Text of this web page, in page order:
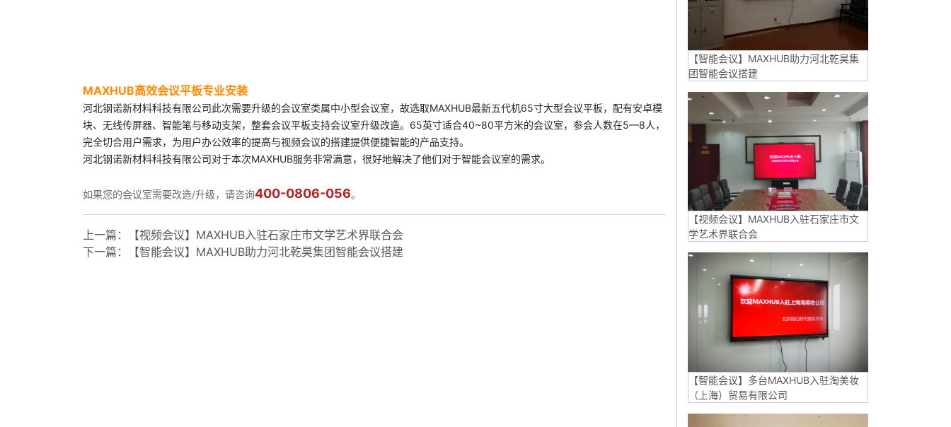
MAXHUB高效会议平板专业安装
河北钢诺新材料科技有限公司此次需要升级的会议室类属中小型会议室，故选取MAXHUB最新五代机65寸大型会议平板，配有安卓模
块、无线传屏器、智能笔与移动支架，整套会议平板支持会议室升级改造。65英寸适合40~80平方米的会议室，参会人数在5—8人，
完全切合用户需求，为用户办公效率的提高与视频会议的搭建提供便捷智能的产品支持。
河北钢诺新材料科技有限公司对于本次MAXHUB服务非常满意，很好地解决了他们对于智能会议室的需求。
如果您的会议室需要改造/升级，请咨询400-0806-056。
上一篇：
【视频会议】MAXHUB入驻石家庄市文学艺术界联合会
下一篇：
【智能会议】MAXHUB助力河北乾昊集团智能会议搭建
【智能会议】MAXHUB助力河北乾昊集
团智能会议搭建
【视频会议】MAXHUB入驻石家庄市文
学艺术界联合会
【智能会议】多台MAXHUB入驻淘美妆
（上海）贸易有限公司